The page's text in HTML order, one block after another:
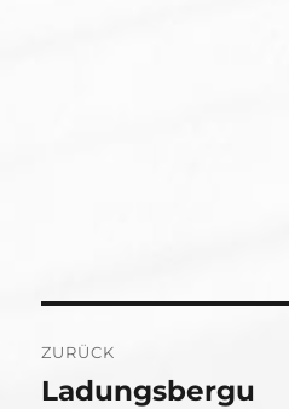
ZURÜCK
Vorheriger
Ladungsbergu